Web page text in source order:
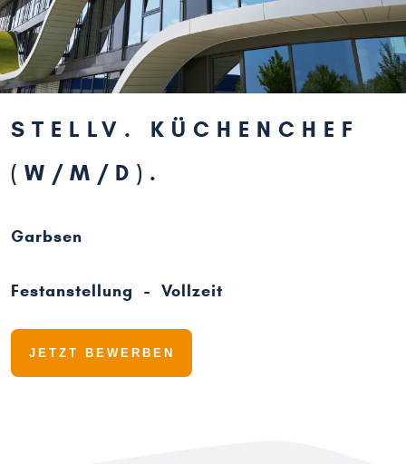
STELLV. KÜCHENCHEF
(W/M/D)
Garbsen
Festanstellung - Vollzeit
JETZT BEWERBEN